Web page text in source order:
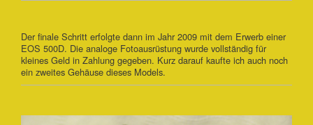
Der finale Schritt erfolgte dann im Jahr 2009 mit dem Erwerb einer
EOS 500D. Die analoge Fotoausrüstung wurde vollständig für
kleines Geld in Zahlung gegeben. Kurz darauf kaufte ich auch noch
ein zweites Gehäuse dieses Models.